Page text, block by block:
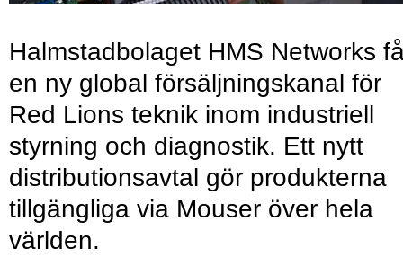
Halmstadbolaget HMS Networks
en ny global försäljningskanal för
Red Lions teknik inom industriell
styrning och diagnostik. Ett nytt
distributionsavtal gör produkterna
tillgängliga via Mouser över hela
världen.